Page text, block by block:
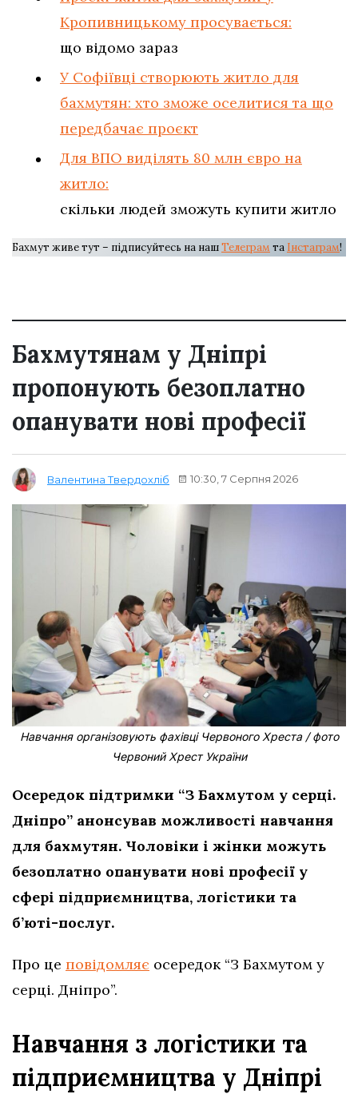
Кропивницькому просувається:
що відомо зараз
У Софіївці створюють житло для
бахмутян: хто зможе оселитися та що
передбачає проєкт
Для ВПО виділять 80 млн євро на
житло:
скільки людей зможуть купити житло
Бахмут живе тут – підписуйтесь на нашТелеграм та Інстаграм!
Бахмутянам у Дніпрі
пропонують безоплатно
опанувати нові професії
Валентина Твердохліб 10:30, 7 Серпня 2026
Навчання організовують фахівці Червоного Хреста / фото
Червоний Хрест України
Осередок підтримки “З Бахмутом у серці.
Дніпро” анонсував можливості навчання
для бахмутян. Чоловіки і жінки можуть
безоплатно опанувати нові професії у
сфері підприємництва, логістики та
б’юті-послуг.
Про це повідомляє осередок “З Бахмутом у
серці. Дніпро”.
Навчання з логістики та
підприємництва у Дніпрі